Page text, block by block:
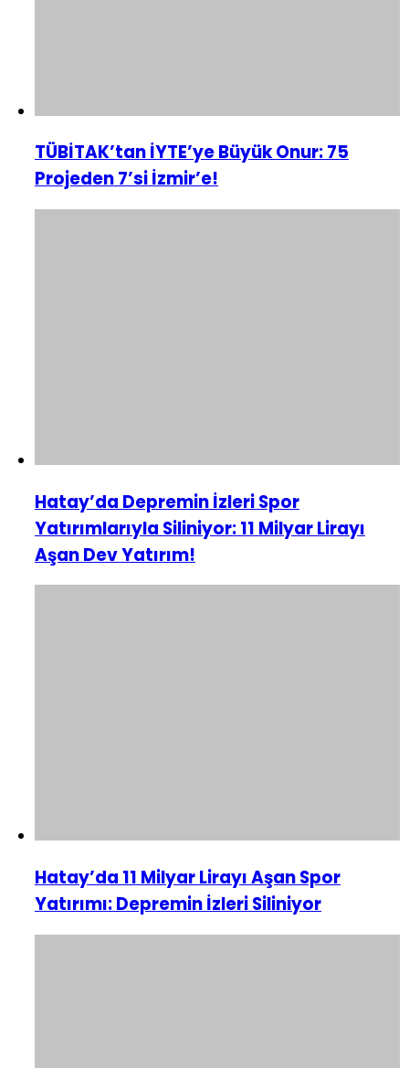
TÜBİTAK’tan İYTE’ye Büyük Onur: 75
Projeden 7’si İzmir’e!
Hatay’da Depremin İzleri Spor
Yatırımlarıyla Siliniyor: 11 Milyar Lirayı
Aşan Dev Yatırım!
Hatay’da 11 Milyar Lirayı Aşan Spor
Yatırımı: Depremin İzleri Siliniyor